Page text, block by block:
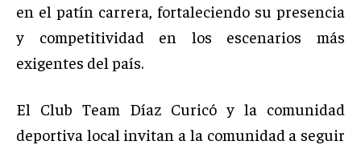
en el patín carrera, fortaleciendo su presencia
y competitividad en los escenarios más
exigentes del país.
El Club Team Díaz Curicó y la comunidad
deportiva local invitan a la comunidad a seguir